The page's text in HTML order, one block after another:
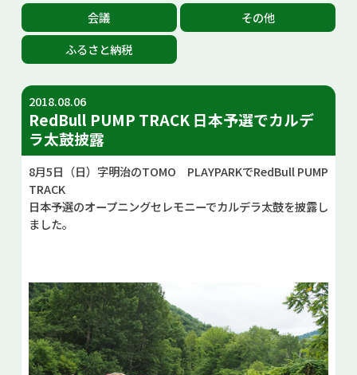
Select Language▼
会議
その他
ふるさと納税
2018.08.06
RedBull PUMP TRACK 日本予選でカルデ
ラ太鼓披露
8月5日（日）字明治のTOMO PLAYPARKでRedBull PUMP
TRACK
日本予選のオープニングセレモニーでカルデラ太鼓を披露し
ました。